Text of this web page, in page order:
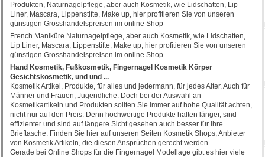
Produkten, Naturnagelpflege, aber auch Kosmetik, wie Lidschatten, Lip
Liner, Mascara, Lippenstifte, Make up, hier profitieren Sie von unseren
günstigen Grosshandelspreisen im online Shop
French Maniküre Naturnagelpflege, aber auch Kosmetik, wie Lidschatten,
Lip Liner, Mascara, Lippenstifte, Make up, hier profitieren Sie von unseren
günstigen Grosshandelspreisen im online Shop
Hand Kosmetik, Fußkosmetik, Fingernagel Kosmetik Körper
Gesichtskosmetik, und und ...
Kosmetik Artikel, Produkte, für alles und jedermann, für jedes Alter. Auch für
Männer und Frauen, Jugendliche. Doch bei der Auswahl an
Kosmetikartikeln und Produkten sollten Sie immer auf hohe Qualität achten,
nicht nur auf den Preis. Denn hochwertige Produkte halten länger, sind
effizienter und sind auf längere Sicht gesehen auch besser für Ihre
Brieftasche. Finden Sie hier auf unseren Seiten Kosmetik Shops, Anbieter
von Kosmetik Artikeln, die diesen Ansprüchen gerecht werden.
Gerade bei Online Shops für die Fingernagel Modellage gibt es hier viele